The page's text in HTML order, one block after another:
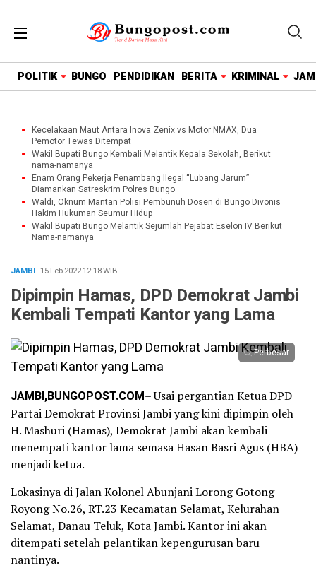
f08c47fec0942fa0
POLITIK BUNGO PENDIDIKAN BERITA KRIMINAL
Kecelakaan Maut Antara Inova Zenix vs Motor NMAX, Dua
Pemotor Tewas Ditempat
Wakil Bupati Bungo Kembali Melantik Kepala Sekolah, Berikut
nama-namanya
Enam Orang Pekerja Penambang Ilegal “Lubang Jarum”
Diamankan Satreskrim Polres Bungo
Waldi, Oknum Mantan Polisi Pembunuh Dosen di Bungo Divonis
Hakim Hukuman Seumur Hidup
Wakil Bupati Bungo Melantik Sejumlah Pejabat Eselon IV Berikut
Nama-namanya
JAMBI· 15 Feb 202212:18WIB ·
Dipimpin Hamas, DPD Demokrat Jambi
Kembali Tempati Kantor yang Lama
Perbesar
JAMBI,BUNGOPOST.COM– Usai pergantian Ketua DPD
Partai Demokrat Provinsi Jambi yang kini dipimpin oleh
H. Mashuri (Hamas), Demokrat Jambi akan kembali
menempati kantor lama semasa Hasan Basri Agus (HBA)
menjadi ketua.
Lokasinya di Jalan Kolonel Abunjani Lorong Gotong
Royong No.26, RT.23 Kecamatan Selamat, Kelurahan
Selamat, Danau Teluk, Kota Jambi. Kantor ini akan
ditempati setelah pelantikan kepengurusan baru
nantinya.